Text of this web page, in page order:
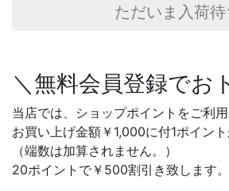
ただいま入荷待
＼無料会員登録でお
当店では、ショップポイントをご利用
お買い上げ金額￥1,000に付1ポイント
（端数は加算されません。）
20ポイントで￥500割引き致します。